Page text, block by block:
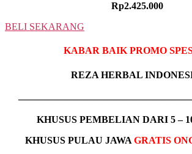
Rp2.425.000
BELI SEKARANG
KABAR BAIK PROMO
REZA HERBAL
KHUSUS PEMBELIAN DARI 5 –
KHUSUS PULAU JAWA GRATIS